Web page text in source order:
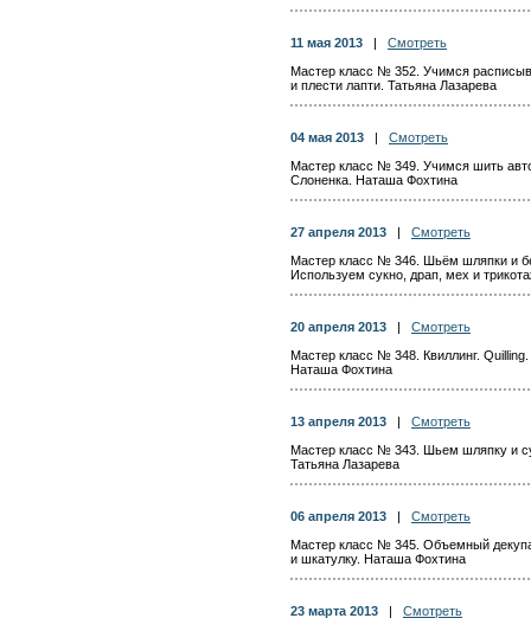
11 мая 2013
Смотреть
Мастер класс № 352. Учимся
и плести лапти. Татьяна Лазарева
04 мая 2013
Смотреть
Мастер класс № 349. Учимся шить
Слоненка. Наташа Фохтина
27 апреля 2013
Смотреть
Мастер класс № 346. Шьём шляпки и
Используем сукно, драп, мех и
20 апреля 2013
Смотреть
Мастер класс № 348. Квиллинг.
Наташа Фохтина
13 апреля 2013
Смотреть
Мастер класс № 343. Шьем шляпку и
Татьяна Лазарева
06 апреля 2013
Смотреть
Мастер класс № 345. Объемный
и шкатулку. Наташа Фохтина
23 марта 2013
Смотреть